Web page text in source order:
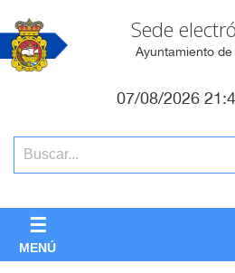
Sede
Ayuntamiento de
07/08/2026
☰
MENÚ